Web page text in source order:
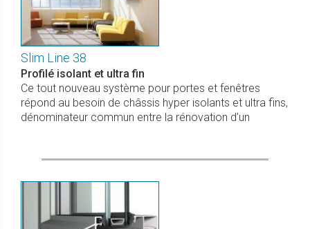
Slim Line 38
Profilé isolant et ultra fin
Ce tout nouveau système pour portes et fenêtres
répond au besoin de châssis hyper isolants et ultra fins,
dénominateur commun entre la rénovation d’un